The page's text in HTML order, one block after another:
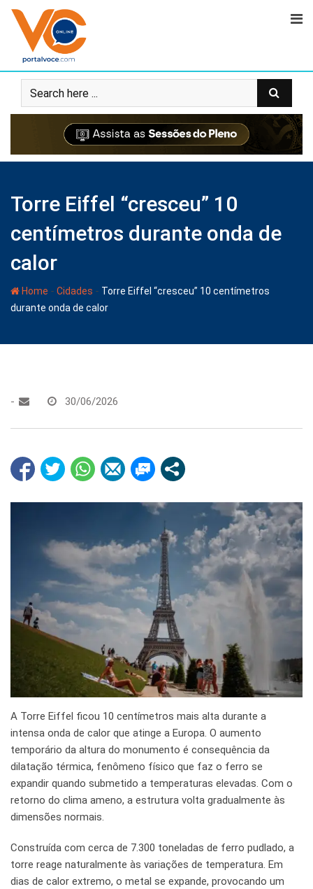
Torre Eiffel “cresceu” 10
centímetros durante onda de
calor
Home - Cidades - Torre Eiffel “cresceu” 10 centímetros
durante onda de calor
- 30/06/2026
A Torre Eiffel ficou 10 centímetros mais alta durante a
intensa onda de calor que atinge a Europa. O aumento
temporário da altura do monumento é consequência da
dilatação térmica, fenômeno físico que faz o ferro se
expandir quando submetido a temperaturas elevadas. Com o
retorno do clima ameno, a estrutura volta gradualmente às
dimensões normais.
Construída com cerca de 7.300 toneladas de ferro pudlado, a
torre reage naturalmente às variações de temperatura. Em
dias de calor extremo, o metal se expande, provocando um